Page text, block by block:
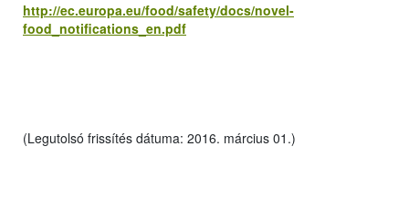
http://ec.europa.eu/food/safety/docs/novel-
food_notifications_en.pdf
(Legutolsó frissítés dátuma: 2016. március 01.)